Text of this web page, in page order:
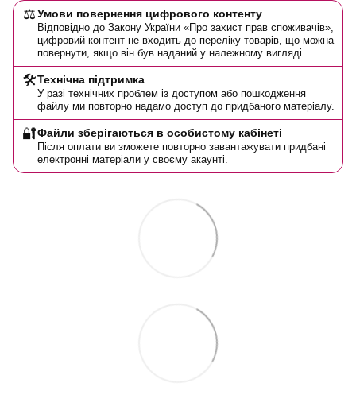
⚖️Умови повернення цифрового контенту
Відповідно до Закону України «Про захист прав споживачів»,
цифровий контент не входить до переліку товарів, що можна
повернути, якщо він був наданий у належному вигляді.
🛠️Технічна підтримка
У разі технічних проблем із доступом або пошкодження
файлу ми повторно надамо доступ до придбаного матеріалу.
🔐Файли зберігаються в особистому кабінеті
Після оплати ви зможете повторно завантажувати придбані
електронні матеріали у своєму акаунті.